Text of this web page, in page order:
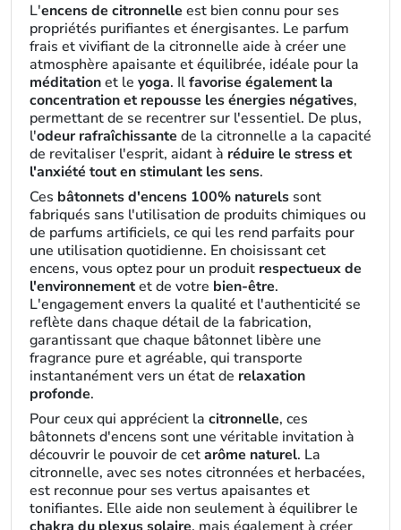
L'encens de citronnelle est bien connu pour ses
propriétés purifiantes et énergisantes. Le parfum
frais et vivifiant de la citronnelle aide à créer une
atmosphère apaisante et équilibrée, idéale pour la
méditationet le yoga. Ilfavorise également la
concentration et repousse les énergies négatives,
permettant de se recentrer sur l'essentiel. De plus,
l'odeur rafraîchissante de la citronnelle a la capacité
de revitaliser l'esprit, aidant à réduire le stress et
l'anxiété tout en stimulant les sens.
Ces bâtonnets d'encens 100% naturels sont
fabriqués sans l'utilisation de produits chimiques ou
de parfums artificiels, ce qui les rend parfaits pour
une utilisation quotidienne. En choisissant cet
encens, vous optez pour un produit respectueux de
l'environnementet de votre bien-être.
L'engagement envers la qualité et l'authenticité se
reflète dans chaque détail de la fabrication,
garantissant que chaque bâtonnet libère une
fragrance pure et agréable, qui transporte
instantanément vers un état de relaxation
profonde.
Pour ceux qui apprécient la citronnelle, ces
bâtonnets d'encens sont une véritable invitation à
découvrir le pouvoir de cetarôme naturel. La
citronnelle, avec ses notes citronnées et herbacées,
est reconnue pour ses vertus apaisantes et
tonifiantes. Elle aide non seulement à équilibrer le